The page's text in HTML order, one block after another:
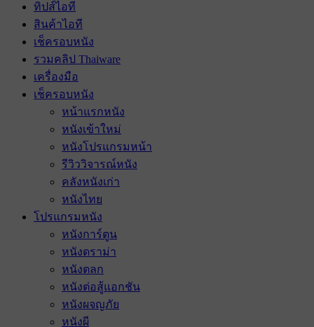
ทิปส์ไอที
สินค้าไอที
เช็ครอบหนัง
รวมคลิป Thaiware
เครื่องมือ
เช็ครอบหนัง
หน้าแรกหนัง
หนังเข้าใหม่
หนังโปรแกรมหน้า
รีวิววิจารณ์หนัง
คลังหนังเก่า
หนังไทย
โปรแกรมหนัง
หนังการ์ตูน
หนังดราม่า
หนังตลก
หนังต่อสู้แอกชัน
หนังผจญภัย
หนังผี